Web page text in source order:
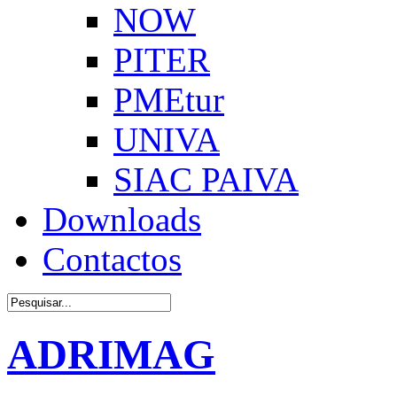
NOW
PITER
PMEtur
UNIVA
SIAC PAIVA
Downloads
Contactos
ADRIMAG